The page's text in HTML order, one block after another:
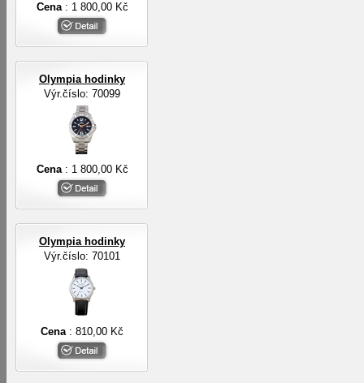
Cena : 1 800,00 Kč
Olympia hodinky
Výr.číslo: 70099
Cena : 1 800,00 Kč
Olympia hodinky
Výr.číslo: 70101
Cena : 810,00 Kč